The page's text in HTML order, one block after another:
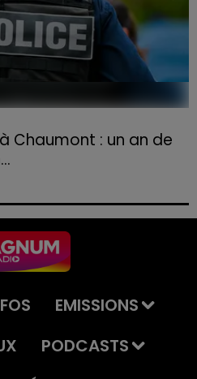
Chaumont : un an de
son véhicule.
EMISSIONS
PODCASTS